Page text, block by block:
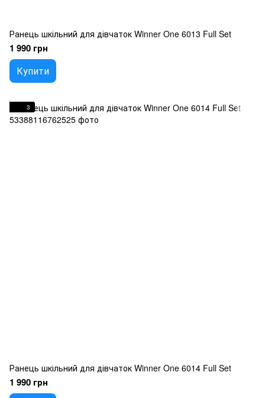
Ранець шкільний для дівчаток Winner One 6013 Full Set
1 990 грн
Купити
3
Ранець шкільний для дівчаток Winner One 6014 Full Set
1 990 грн